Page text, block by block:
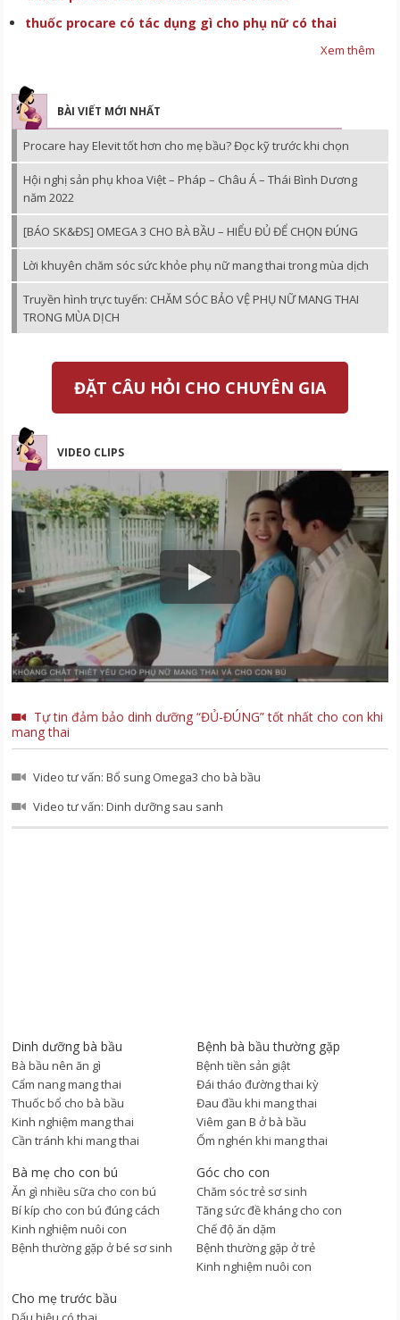
thuốc procare có tác dụng gì cho phụ nữ có thai
Xem thêm
BÀI VIẾT MỚI NHẤT
Procare hay Elevit tốt hơn cho mẹ bầu? Đọc kỹ trước khi chọn
Hội nghị sản phụ khoa Việt – Pháp – Châu Á – Thái Bình Dương
năm 2022
[BÁO SK&ĐS] OMEGA 3 CHO BÀ BẦU – HIỂU ĐỦ ĐỂ CHỌN ĐÚNG
Lời khuyên chăm sóc sức khỏe phụ nữ mang thai trong mùa dịch
Truyền hình trực tuyến: CHĂM SÓC BẢO VỆ PHỤ NỮ MANG THAI
TRONG MÙA DỊCH
ĐẶT CÂU HỎI CHO CHUYÊN GIA
VIDEO CLIPS
Tự tin đảm bảo dinh dưỡng “ĐỦ-ĐÚNG” tốt nhất cho con khi
mang thai
Video tư vấn: Bổ sung Omega3 cho bà bầu
Video tư vấn: Dinh dưỡng sau sanh
Dinh dưỡng bà bầu
Bà bầu nên ăn gì
Cẩm nang mang thai
Thuốc bổ cho bà bầu
Kinh nghiệm mang thai
Cần tránh khi mang thai
Bệnh bà bầu thường gặp
Bệnh tiền sản giật
Đái tháo đường thai kỳ
Đau đầu khi mang thai
Viêm gan B ở bà bầu
Ốm nghén khi mang thai
Bà mẹ cho con bú
Ăn gì nhiều sữa cho con bú
Bí kíp cho con bú đúng cách
Kinh nghiệm nuôi con
Bệnh thường gặp ở bé sơ sinh
Góc cho con
Chăm sóc trẻ sơ sinh
Tăng sức đề kháng cho con
Chế độ ăn dặm
Bệnh thường gặp ở trẻ
Kinh nghiệm nuôi con
Cho mẹ trước bầu